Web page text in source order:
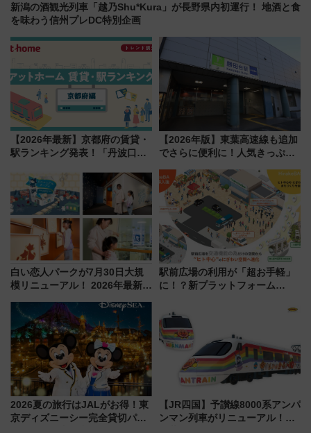
新潟の酒観光列車「越乃Shu*Kura」が長野県内初運行！ 地酒と食
を味わう信州プレDC特別企画
【2026年最新】京都府の賃貸・
駅ランキング発表！「丹波口」
由は？
【2026年版】東葉高速線も追加
でさらに便利に！人気きっぷ
今年も発売 秋・早春に千葉県を
巡るなら使い勝手・コスパ抜群
白い恋人パークが7月30日大規
模リニューアル！ 2026年最新の
と料金・アクセスを徹底解説
（札幌市）
駅前広場の利用が「超お手軽」
に！？新プラットフォーム
マホで簡単申請 物販や演奏会な
どに【JR東日本】
2026夏の旅行はJALがお得！東
京ディズニーシー完全貸切パー
【JR四国】予讃線8000系アンパ
ンマン列車がリニューアル！内